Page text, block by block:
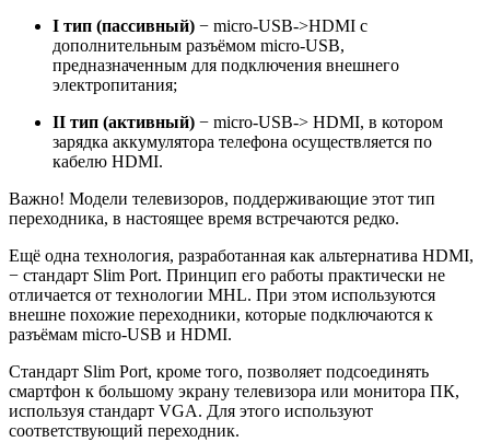
I тип (пассивный) − micro-USB->HDMI c
дополнительным разъёмом micro-USB,
предназначенным для подключения внешнего
электропитания;
II тип (активный) − micro-USB-> HDMI, в котором
зарядка аккумулятора телефона осуществляется по
кабелю HDMI.
Важно! Модели телевизоров, поддерживающие этот тип
переходника, в настоящее время встречаются редко.
Ещё одна технология, разработанная как альтернатива HDMI,
− стандарт Slim Port. Принцип его работы практически не
отличается от технологии MHL. При этом используются
внешне похожие переходники, которые подключаются к
разъёмам micro-USB и HDMI.
Стандарт Slim Port, кроме того, позволяет подсоединять
смартфон к большому экрану телевизора или монитора ПК,
используя стандарт VGA. Для этого используют
соответствующий переходник.